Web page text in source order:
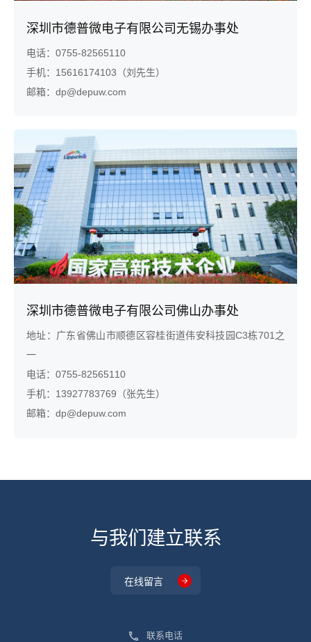
深圳市德普微电子有限公司无锡办事处
电话：0755-82565110
手机：15616174103（刘先生）
邮箱：dp@depuw.com
深圳市德普微电子有限公司佛山办事处
地址：广东省佛山市顺德区容桂街道伟安科技园C3栋701之
一
电话：0755-82565110
手机：13927783769（张先生）
邮箱：dp@depuw.com
与我们建立联系
在线留言
联系电话